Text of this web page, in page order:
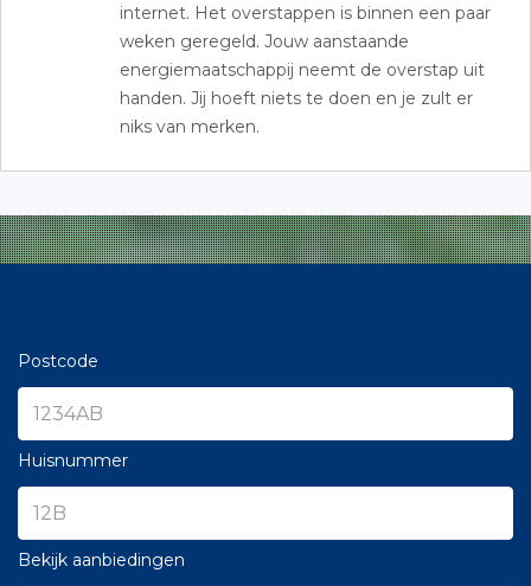
internet. Het overstappen is binnen een paar
weken geregeld. Jouw aanstaande
energiemaatschappij neemt de overstap uit
handen. Jij hoeft niets te doen en je zult er
niks van merken.
Postcode
Huisnummer
Bekijk aanbiedingen